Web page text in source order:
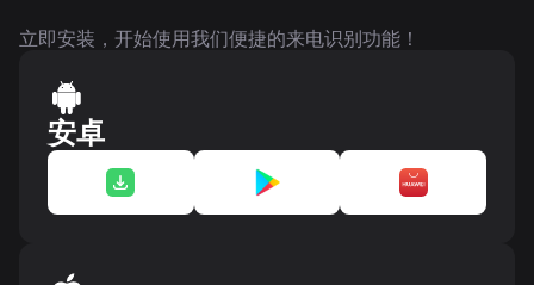
立即安装，开始使用我们便捷的来电识别功能！
安卓